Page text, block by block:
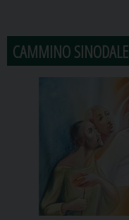
CAMMINO SINODALE